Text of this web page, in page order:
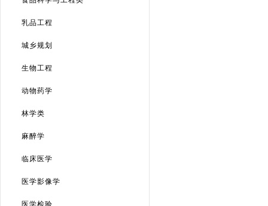
乳品工程
城乡规划
生物工程
动物药学
林学类
麻醉学
临床医学
医学影像学
医学检验